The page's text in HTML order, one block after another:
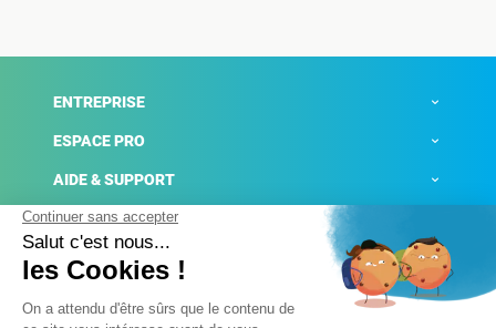
ENTREPRISE
ESPACE PRO
AIDE & SUPPORT
ACTUALITÉS
Mentions légales